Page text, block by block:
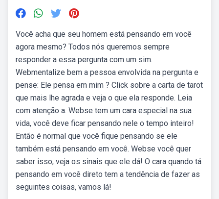
Você acha que seu homem está pensando em você
agora mesmo? Todos nós queremos sempre
responder a essa pergunta com um sim.
Webmentalize bem a pessoa envolvida na pergunta e
pense: Ele pensa em mim ? Click sobre a carta de tarot
que mais lhe agrada e veja o que ela responde. Leia
com atenção a. Webse tem um cara especial na sua
vida, você deve ficar pensando nele o tempo inteiro!
Então é normal que você fique pensando se ele
também está pensando em você. Webse você quer
saber isso, veja os sinais que ele dá! O cara quando tá
pensando em você direto tem a tendência de fazer as
seguintes coisas, vamos lá!